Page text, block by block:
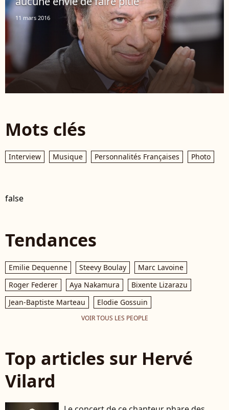
11 mars 2016
Mots clés
Interview Musique Personnalités Françaises Photo
false
Tendances
Emilie Dequenne Steevy Boulay
Marc Lavoine
Roger Federer
Aya Nakamura
Bixente Lizarazu
Jean-Baptiste Marteau
Elodie Gossuin
VOIR TOUS LES PEOPLE
Top articles sur Hervé
Vilard